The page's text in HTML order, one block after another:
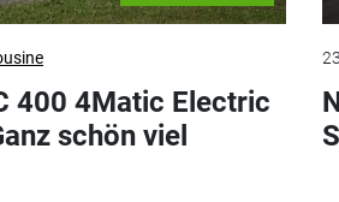
400 4Matic Electric
schön viel